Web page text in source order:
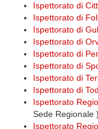
Ispettorato di
Ispettorato di
Ispettorato di
Ispettorato di
Ispettorato di
Ispettorato di
Ispettorato di
Ispettorato di
Ispettorato
Sede Regionale )
Ispettorato